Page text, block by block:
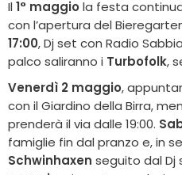
Il 1° maggio la festa
con l’apertura del
17:00, Dj set con Radio
palco saliranno i Turbofolk,
Venerdì 2 maggio,
con il Giardino della Birra,
prenderà il via dalle 19:00.
famiglie fin dal pranzo e, in
Schwinhaxen seguito dal Dj